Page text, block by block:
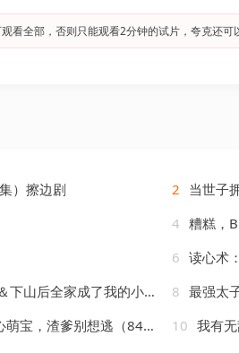
看全部，否则只能观看2分钟的试片，夸克还
）擦边剧 2 当世子
4 糟糕，
6 读心术
我的小跟班（49集）钟正＆杨殊予 8 最强太
，渣爹别想逃（84集） 10 我有